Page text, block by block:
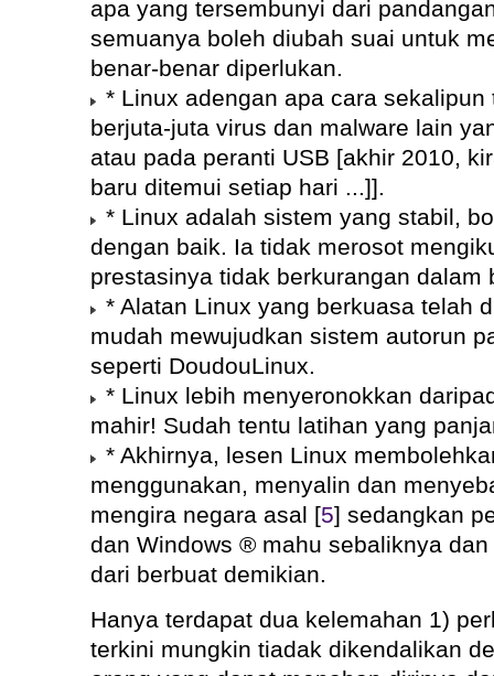
apa yang tersembunyi dari
semuanya boleh diubah suai untuk
benar-benar diperlukan.
* Linux adengan apa cara
berjuta-juta virus dan malware lain
atau pada peranti USB [akhir 2010,
baru ditemui setiap hari ...]].
* Linux adalah sistem yang stabil,
dengan baik. Ia tidak merosot
prestasinya tidak berkurangan dalam
* Alatan Linux yang berkuasa telah
mudah mewujudkan sistem autorun
seperti DoudouLinux.
* Linux lebih menyeronokkan
mahir! Sudah tentu latihan yang
* Akhirnya, lesen Linux
menggunakan, menyalin dan
mengira negara asal [5] sedangkan
dan Windows ® mahu sebaliknya
dari berbuat demikian.
Hanya terdapat dua kelemahan 1)
terkini mungkin tiadak dikendalikan